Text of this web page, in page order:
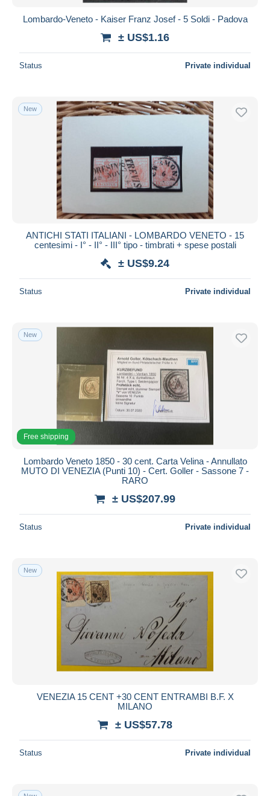
Lombardo-Veneto - Kaiser Franz Josef - 5 Soldi - Padova
± US$1.16
Status Private individual
New
ANTICHI STATI ITALIANI - LOMBARDO VENETO - 15
centesimi - I° - II° - III° tipo - timbrati + spese postali
± US$9.24
Status Private individual
New
Free shipping
Lombardo Veneto 1850 - 30 cent. Carta Velina - Annullato
MUTO DI VENEZIA (Punti 10) - Cert. Goller - Sassone 7 -
RARO
± US$207.99
Status Private individual
New
VENEZIA 15 CENT +30 CENT ENTRAMBI B.F. X
MILANO
± US$57.78
Status Private individual